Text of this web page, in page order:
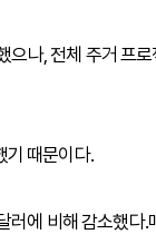
으나, 전체 주거 프
기 때문이다.
에 비해 감소했다.